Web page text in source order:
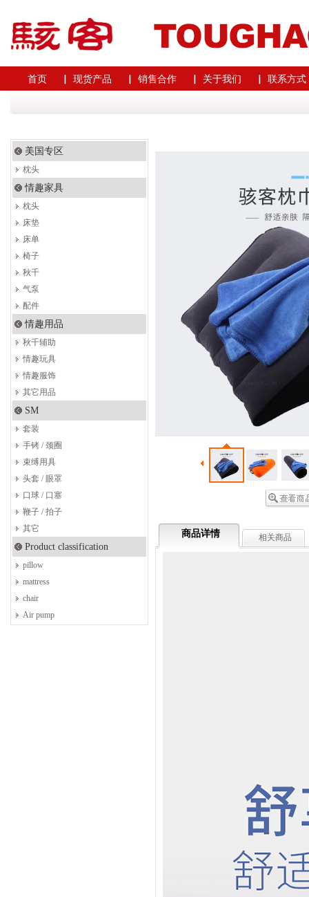
首页 ▏ 现货产品 ▏ 销售合作 ▏ 关于我们 ▏ 联系方式
美国专区
枕头
情趣家具
枕头
床垫
床单
椅子
秋千
气泵
配件
情趣用品
秋千辅助
情趣玩具
情趣服饰
其它用品
SM
套装
手铐 / 颈圈
束缚用具
头套 / 眼罩
口球 / 口塞
鞭子 / 拍子
其它
Product classification
pillow
mattress
chair
Air pump
商品详情 相关商品